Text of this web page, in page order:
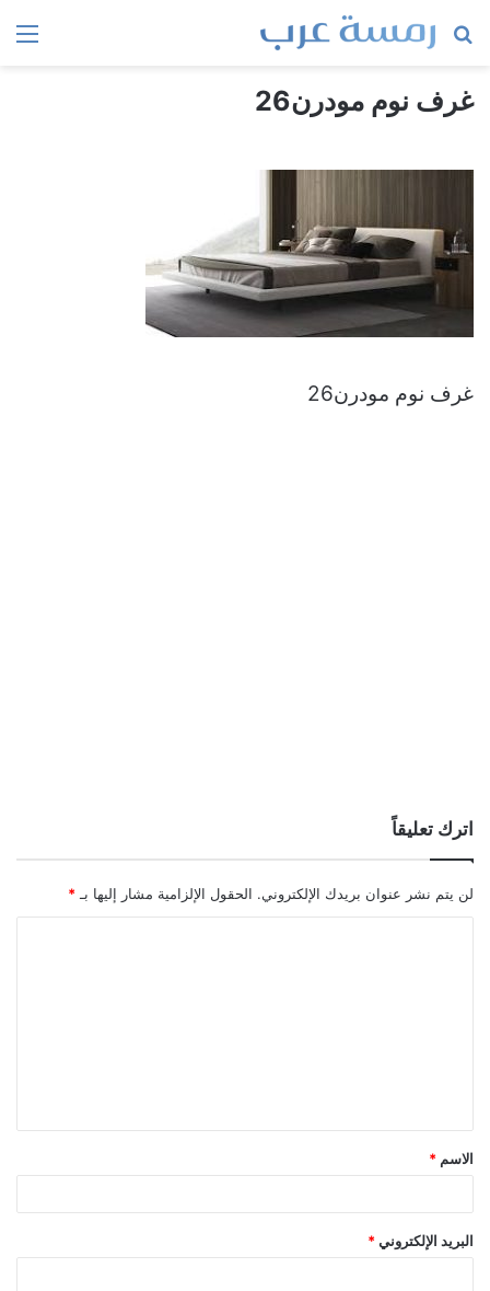
بحث
غرف نوم مودرن26
غرف نوم مودرن26
اترك تعليقاً
لن يتم نشر عنوان بريدك الإلكتروني. الحقول الإلزامية مشار إليها بـ *
ق
*
الاسم *
البريد الإلكتروني *